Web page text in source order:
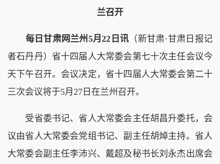
兰召开
每日甘肃网兰州5月22日讯 （新甘肃·甘肃日报记
者石丹丹）省十四届人大常委会第七十次主任会议今
天下午召开。会议决定，省十四届人大常委会第二十
三次会议将于5月27日在兰州召开。
受省委书记、省人大常委会主任胡昌升委托，会
议由省人大常委会党组书记、副主任胡焯主持。省人
大常委会副主任李沛兴、戴超及秘书长刘永杰出席会